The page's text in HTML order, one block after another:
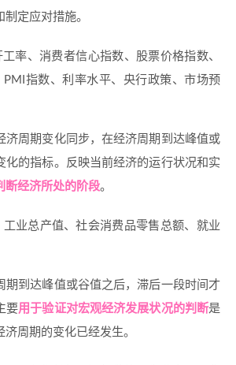
定应对措施。
率、消费者信心指数、股票价格指数、
PMI指数、利率水平、央行政策、市场预
济周期变化同步，在经济周期到达峰值或
化的指标。反映当前经济的运行状况和实
断经济所处的阶段。
工业总产值、社会消费品零售总额、就业
期到达峰值或谷值之后，滞后一段时间才
要用于验证对宏观经济发展状况的判断是
周期的变化已经发生。